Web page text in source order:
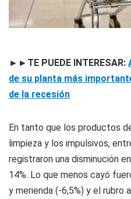
►►TE PUEDE INTERESAR:
de su planta más
de la recesión
En tanto que los productos
limpieza y los impulsivos,
registraron una disminución
14%. Lo que menos cayó
y merienda (-6,5%) y el rubro